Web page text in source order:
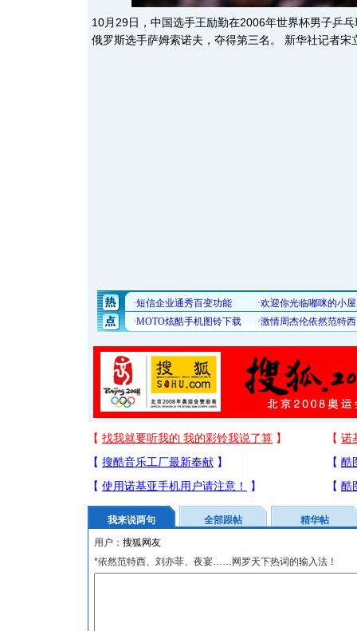
10月29日，中国选手王励勤在2006年世界杯男子乒
俄罗斯选手萨姆索诺夫，夺得第三名。 新华社记者宋
我来说两句 全部跟帖
精华帖
用户：
*依然范特西、刘亦菲、夜宴……网罗天下热词的输入法！